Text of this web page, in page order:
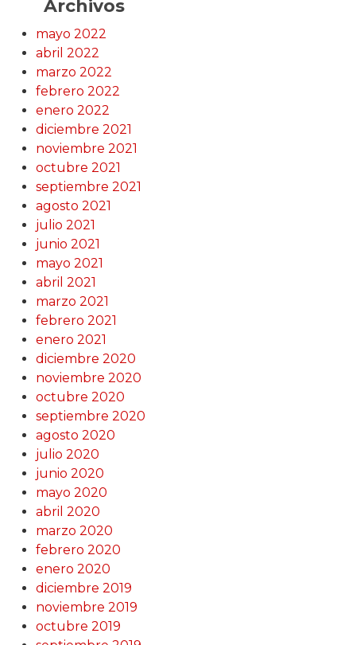
Archivos
mayo 2022
abril 2022
marzo 2022
febrero 2022
enero 2022
diciembre 2021
noviembre 2021
octubre 2021
septiembre 2021
agosto 2021
julio 2021
junio 2021
mayo 2021
abril 2021
marzo 2021
febrero 2021
enero 2021
diciembre 2020
noviembre 2020
octubre 2020
septiembre 2020
agosto 2020
julio 2020
junio 2020
mayo 2020
abril 2020
marzo 2020
febrero 2020
enero 2020
diciembre 2019
noviembre 2019
octubre 2019